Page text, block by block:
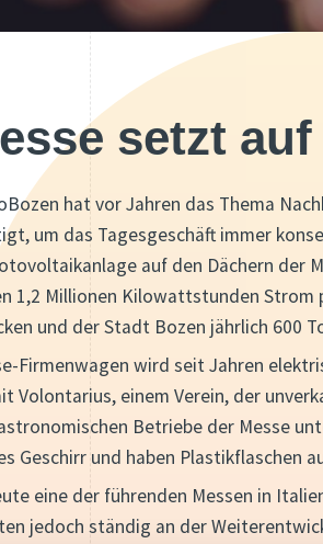
setzt
hat vor Jahren das Thema
um das Tagesgeschäft immer
auf den Dächern der
1,2 Millionen Kilowattstunden
und der Stadt Bozen jährlich 600
Firmenwagen wird seit Jahren
Volontarius, einem Verein, der
Betriebe der Messe
Geschirr und haben Plastikflaschen
eine der führenden Messen in
jedoch ständig an der